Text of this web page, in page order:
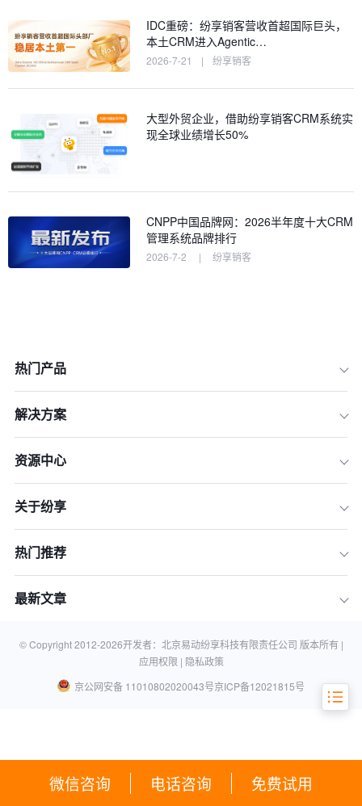
微信咨询 电话咨询 免费试用
力
IDC重磅：纷享销客营收首超国际巨头，
本土CRM进入Agentic…
2026-7-21 | 纷享销客
大型外贸企业，借助纷享销客CRM系统实
现全球业绩增长50%
CNPP中国品牌网：2026半年度十大CRM
管理系统品牌排行
2026-7-2 | 纷享销客
热门产品
解决方案
资源中心
关于纷享
热门推荐
最新文章
© Copyright 2012-2026开发者：北京易动纷享科技有限责任公司 版本所有 |
应用权限 | 隐私政策
京公网安备 11010802020043号京ICP备12021815号